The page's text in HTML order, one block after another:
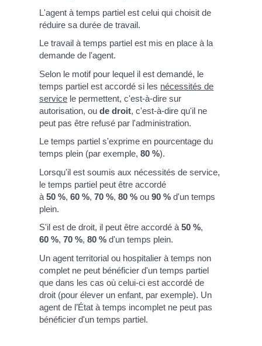
L'agent à temps partiel est celui qui choisit de
réduire sa durée de travail.
Le travail à temps partiel est mis en place à la
demande de l'agent.
Selon le motif pour lequel il est demandé, le
temps partiel est accordé si les nécessités de
service le permettent, c'est-à-dire sur
autorisation, oude droit, c'est-à-dire qu'il ne
peut pas être refusé par l'administration.
Le temps partiel s'exprime en pourcentage du
temps plein (par exemple,80 %).
Lorsqu'il est soumis aux nécessités de service,
le temps partiel peut être accordé
à50 %,60 %,70 %,80 % ou90 % d'un temps
plein.
S'il est de droit, il peut être accordé à50 %,
60 %,70 %,80 % d'un temps plein.
Un agent territorial ou hospitalier à temps non
complet ne peut bénéficier d'un temps partiel
que dans les cas où celui-ci est accordé de
droit (pour élever un enfant, par exemple). Un
agent de l’État à temps incomplet ne peut pas
bénéficier d'un temps partiel.